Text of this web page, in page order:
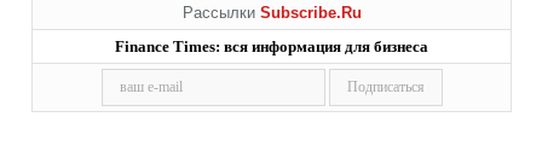
Рассылки Subscribe.Ru
Finance Times: вся информация для бизнеса